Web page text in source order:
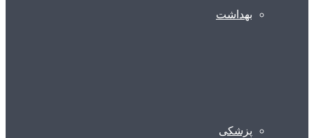
بهداشت
پزشکی